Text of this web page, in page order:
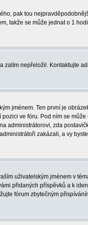
pak tou
takže se může jednat o 1
nepřeložil. Kontaktujte
jménem. Ten první je
ve fóru. Pod ním se
administrátorovi, zda
zakázali, a vy
uživatelským jménem v
přidaných příspěvků a k
fórum zbytečným